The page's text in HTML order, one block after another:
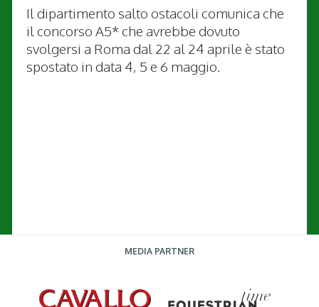
Il dipartimento salto ostacoli comunica che
il concorso A5* che avrebbe dovuto
svolgersi a Roma dal 22 al 24 aprile è stato
spostato in data 4, 5 e 6 maggio.
MEDIA PARTNER